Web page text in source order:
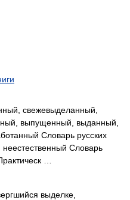
свежевыделанный,
выпущенный, выданный,
Словарь русских
Словарь
…
выделке,